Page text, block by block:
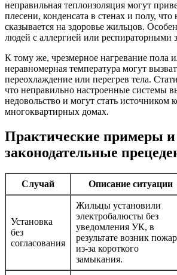
неправильная теплоизоляция могут
плесени, конденсата в стенах и полу, что
сказывается на здоровье жильцов.
людей с аллергией или респираторными
К тому же, чрезмерное нагревание пола
неравномерная температура могут
переохлаждение или перегрев тела.
что неправильно настроенные системы
недовольство и могут стать источником
многоквартирных домах.
Практические примеры и
законодательные
Случай Описание ситуации
Установка
без
согласования
Жильцы установили
электробалюсты без
уведомления УК, в
результате возник пожар
из-за короткого
замыкания.